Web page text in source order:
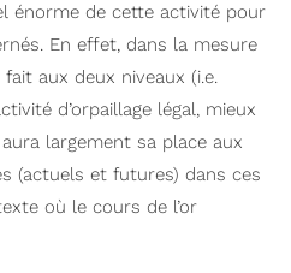
énorme de cette activité pour
En effet, dans la mesure
aux deux niveaux (i.e.
d’orpaillage légal, mieux
largement sa place aux
(actuels et futures) dans ces
où le cours de l’or